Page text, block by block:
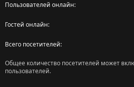
Пользователей онлайн
Гостей онлайн
Всего посетителей
Общее количество посетителей может
пользователей.